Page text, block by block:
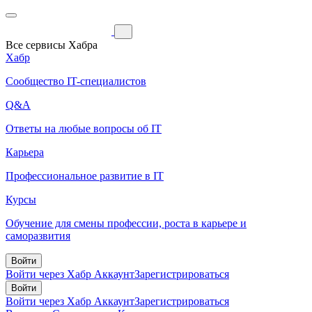
Все сервисы Хабра
Хабр
Сообщество IT-специалистов
Q&A
Ответы на любые вопросы об IT
Карьера
Профессиональное развитие в IT
Курсы
Обучение для смены профессии, роста в карьере и
саморазвития
Войти
Войти через Хабр АккаунтЗарегистрироваться
Войти
Войти через Хабр АккаунтЗарегистрироваться